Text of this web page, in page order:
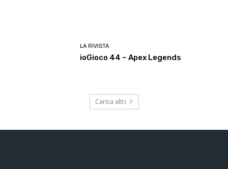
LA RIVISTA
ioGioco 44 – Apex Legends
Carica altri